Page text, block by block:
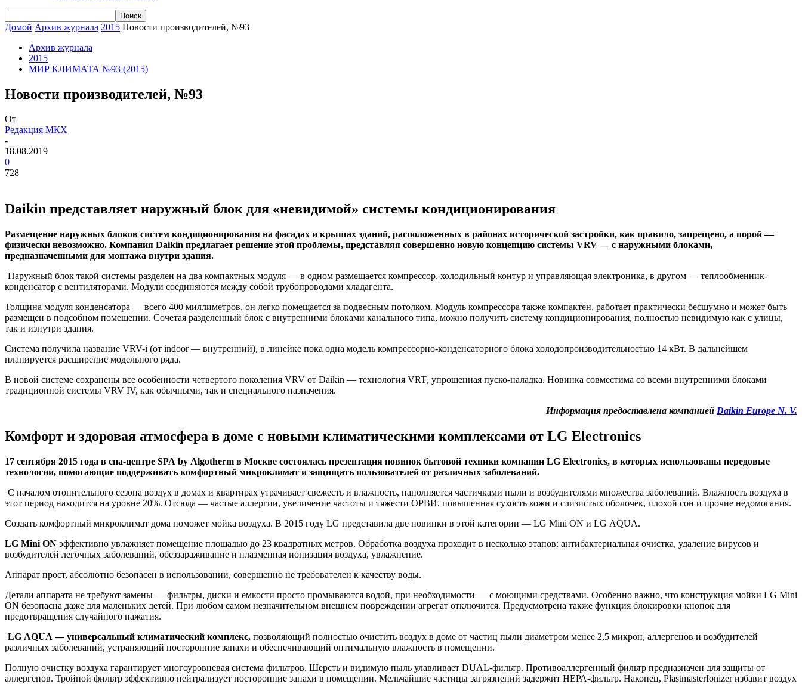
Домой Архив журнала 2015 Новости производителей, №93
Архив журнала
2015
МИР КЛИМАТА №93 (2015)
Новости производителей, №93
От
Редакция МКХ
-
18.08.2019
0
728
Daikin представляет наружный блок для «невидимой» системы кондиционирования
Размещение наружных блоков систем кондиционирования на фасадах и крышах зданий, расположенных в районах исторической застройки, как правило, запрещено, а порой —
физически невозможно. Компания Daikin предлагает решение этой проблемы, представляя совершенно новую концепцию системы VRV— с наружными блоками,
предназначенными для монтажа внутри здания.
Наружный блок такой системы разделен на два компактных модуля — в одном размещается компрессор, холодильный контур и управляющая электроника, в другом — теплообменник-
конденсатор с вентиляторами. Модули соединяются между собой трубопроводами хладагента.
Толщина модуля конденсатора — всего 400 миллиметров, он легко помещается за подвесным потолком. Модуль компрессора также компактен, работает практически бесшумно и может быть
размещен в подсобном помещении. Сочетая разделенный блок с внутренними блоками канального типа, можно получить систему кондиционирования, полностью невидимую как с улицы,
так и изнутри здания.
Система получила название VRV-i (от indoor — внутренний), в линейке пока одна модель компрессорно-конденсаторного блока холодопроизводительностью 14 кВт. В дальнейшем
планируется расширение модельного ряда.
В новой системе сохранены все особенности четвертого поколения VRV от Daikin — технология VRT, упрощенная пуско-наладка. Новинка совместима со всеми внутренними блоками
традиционной системы VRV IV, как обычными, так и специального назначения.
Информация предоставлена компанией Daikin Europe N. V.
Комфорт и здоровая атмосфера в доме с новыми климатическими комплексами от LG Electronics
17 сентября 2015 года в спа-центре SPA by Algotherm в Москве состоялась презентация новинок бытовой техники компании LG Electronics, в которых использованы передовые
технологии, помогающие поддерживать комфортный микроклимат и защищать пользователей от различных заболеваний.
C началом отопительного сезона воздух в домах и квартирах утрачивает свежесть и влажность, наполняется частичками пыли и возбудителями множества заболеваний. Влажность воздуха в
этот период находится на уровне 20%. Отсюда — частые аллергии, увеличение частоты и тяжести ОРВИ, повышенная сухость кожи и слизистых оболочек, плохой сон и прочие недомогания.
Создать комфортный микроклимат дома поможет мойка воздуха. В 2015 году LG представила две новинки в этой категории — LG Mini ON и LG AQUA.
LG Mini ON эффективно увлажняет помещение площадью до 23 квадратных метров. Обработка воздуха проходит в несколько этапов: антибактериальная очистка, удаление вирусов и
возбудителей легочных заболеваний, обеззараживание и плазменная ионизация воздуха, увлажнение.
Аппарат прост, абсолютно безопасен в использовании, совершенно не требователен к качеству воды.
Детали аппарата не требуют замены — фильтры, диски и емкости просто промываются водой, при необходимости — с моющими средствами. Особенно важно, что конструкция мойки LG Mini
ON безопасна даже для маленьких детей. При любом самом незначительном внешнем повреждении агрегат отключится. Предусмотрена также функция блокировки кнопок для
предотвращения случайного нажатия.
LG AQUA — универсальный климатический комплекс, позволяющий полностью очистить воздух в доме от частиц пыли диаметром менее 2,5 микрон, аллергенов и возбудителей
различных заболеваний, устраняющий посторонние запахи и обеспечивающий оптимальную влажность в помещении.
Полную очистку воздуха гарантирует многоуровневая система фильтров. Шерсть и видимую пыль улавливает DUAL-фильтр. Противоаллергенный фильтр предназначен для защиты от
аллергенов. Тройной фильтр эффективно нейтрализует посторонние запахи в помещении. Мельчайшие частицы загрязнений задержит НЕРА-фильтр. Наконец, PlastmasterIonizer избавит воздух